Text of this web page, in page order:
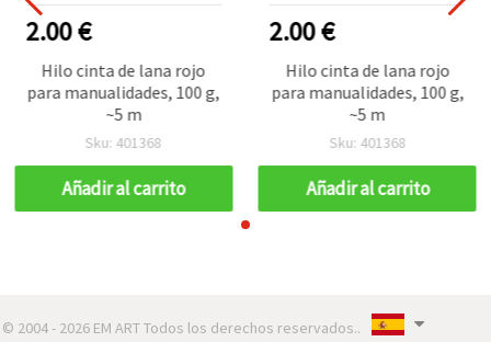
2.00 €
Hilo cinta de lana rojo
para manualidades, 100 g,
~5 m
Sku: 401368
Añadir al carrito
2.00 €
Hilo cinta de lana rojo
para manualidades, 100 g,
~5 m
Sku: 401368
Añadir al carrito
© 2004 - 2026 EM ART Todos los derechos reservados..